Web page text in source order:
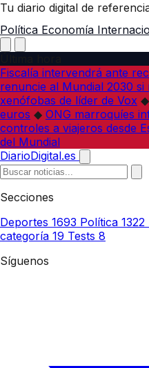
Tu diario digital de
Política Economía
Fiscalía intervendrá ante
renuncie al Mundial 2030 si
xenófobas de líder de Vox ◆
euros ◆ ONG marroquíes
controles a viajeros desde
del Mundial
DiarioDigital.es
Secciones
Deportes 1693 Política 1322
categoría 19 Tests 8
Síguenos